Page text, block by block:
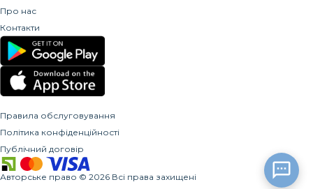
Про нас
Контакти
Правила обслуговування
Політика конфіденційності
Публічний договір
Авторське право © 2026 Всі права захищені